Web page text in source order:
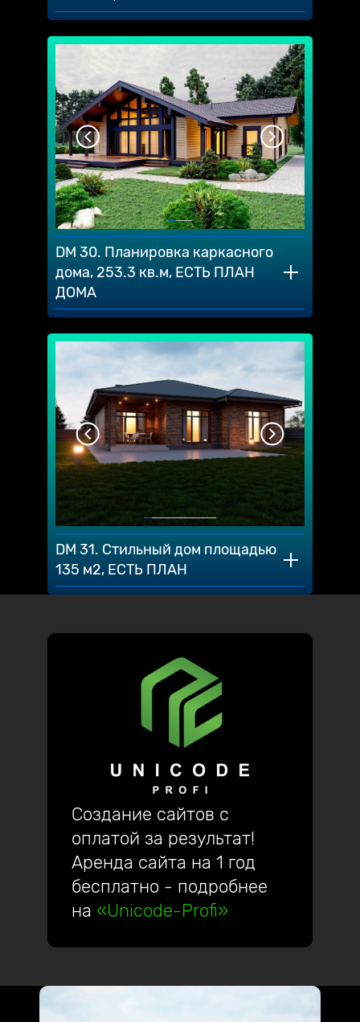
DM 30. Планировка каркасного
дома, 253.3 кв.м, ЕСТЬ ПЛАН
ДОМА
DM 31. Стильный дом площадью
135 м2, ЕСТЬ ПЛАН
Создание сайтов с
оплатой за результат!
Аренда сайта на 1 год
бесплатно - подробнее
на «Unicode-Profi»